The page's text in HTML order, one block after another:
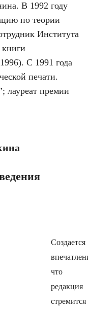
В 1992 году
по теории
Института
С 1991 года
печати.
лауреат премии
Создается
что
редакция
стремится